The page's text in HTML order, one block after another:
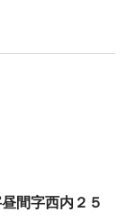
間字西内２５